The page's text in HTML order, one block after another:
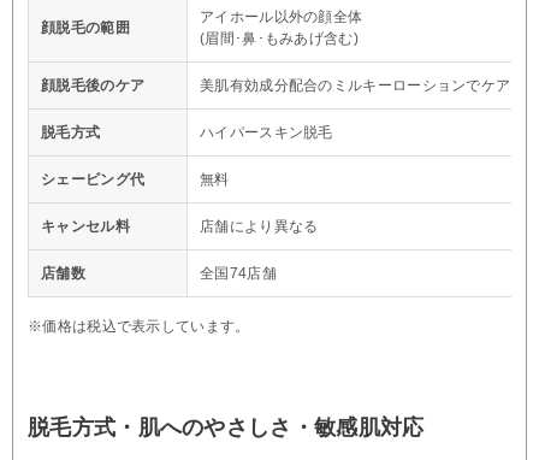
顔脱毛の範囲
アイホール以外の顔全体
(眉間･鼻･もみあげ含む)
顔脱毛後のケア 美肌有効成分配合のミルキーローションでケア
脱毛方式 ハイパースキン脱毛
シェービング代 無料
キャンセル料 店舗により異なる
店舗数 全国74店舗
※価格は税込で表示しています。
脱毛方式・肌へのやさしさ・敏感肌対応